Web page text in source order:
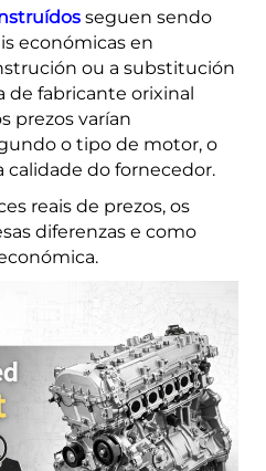
seguen sendo
económicas en
ou a substitución
fabricante orixinal
prezos varían
o tipo de motor, o
calidade do fornecedor.
reais de prezos, os
diferenzas e como